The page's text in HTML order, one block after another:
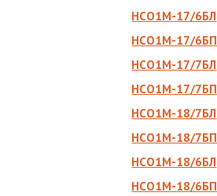
НСО1М-17/6БЛ
НСО1М-17/6БП
НСО1М-17/7БЛ
НСО1М-17/7БП
НСО1М-18/7БЛ
НСО1М-18/7БП
НСО1М-18/6БЛ
НСО1М-18/6БП